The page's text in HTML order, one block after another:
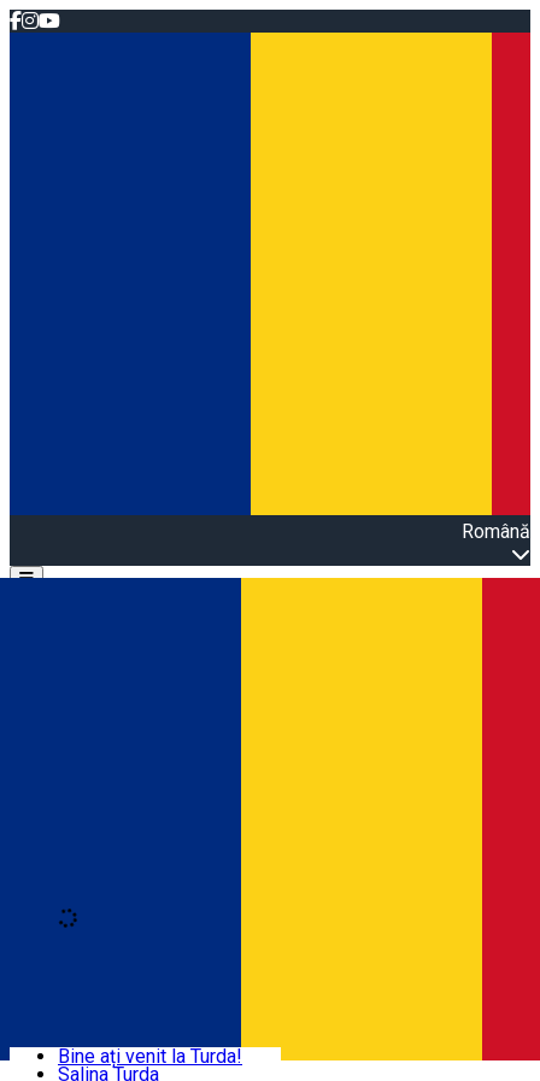
Română
Open main menu
Activități și experiențe
Bine ați venit la Turda!
Salina Turda